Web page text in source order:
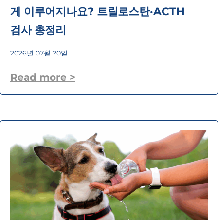
게 이루어지나요? 트릴로스탄·ACTH
검사 총정리
2026년 07월 20일
Read more >